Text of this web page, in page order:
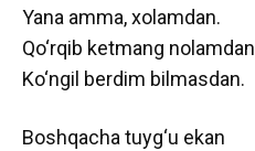
Yana amma, xolamdan.
Qo‘rqib ketmang nolamdan
Ko‘ngil berdim bilmasdan.
Boshqacha tuyg‘u ekan